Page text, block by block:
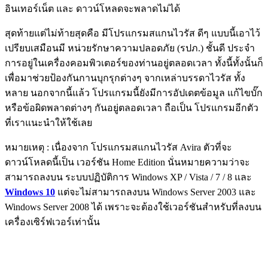
อินเทอร์เน็ต และ ดาวน์โหลดจะพลาดไม่ได้
สุดท้ายแต่ไม่ท้ายสุดคือ มีโปรแกรมสแกนไวรัส ดีๆ แบบนี้เอาไว้
เปรียบเสมือนมี หน่วยรักษาความปลอดภัย (รปภ.) ชั้นดี ประจำ
การอยู่ในเครื่องคอมพิวเตอร์ของท่านอยู่ตลอดเวลา ทั้งนี้ทั้งนั้นก็
เพื่อมาช่วยป้องกันกานบุกรุกต่างๆ จากเหล่าบรรดาไวรัส ทั้ง
หลาย นอกจากนี้แล้ว โปรแกรมนี้ยังมีการอัปเดตข้อมูล แก้ไขบั๊ก
หรือข้อผิดพลาดต่างๆ กันอยู่ตลอดเวลา ถือเป็น โปรแกรมอีกตัว
ที่เราแนะนำให้ใช้เลย
หมายเหตุ : เนื่องจาก โปรแกรมสแกนไวรัส Avira ตัวที่จะ
ดาวน์โหลดนี้เป็น เวอร์ชัน Home Edition นั่นหมายความว่าจะ
สามารถลงบน ระบบปฏิบัติการ Windows XP / Vista / 7 / 8 และ
Windows 10 แต่จะไม่สามารถลงบน Windows Server 2003 และ
Windows Server 2008 ได้ เพราะจะต้องใช้เวอร์ชันสำหรับที่ลงบน
เครื่องเซิร์ฟเวอร์เท่านั้น